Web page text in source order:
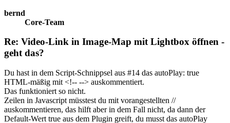
bernd
Core-Team
Re: Video-Link in Image-Map mit Lightbox öffnen -
geht das?
Du hast in dem Script-Schnippsel aus #14 das autoPlay: true
HTML-mäßig mit <!-- --> auskommentiert.
Das funktioniert so nicht.
Zeilen in Javascript müsstest du mit vorangestellten //
auskommentieren, das hilft aber in dem Fall nicht, da dann der
Default-Wert true aus dem Plugin greift, du musst das autoPlay